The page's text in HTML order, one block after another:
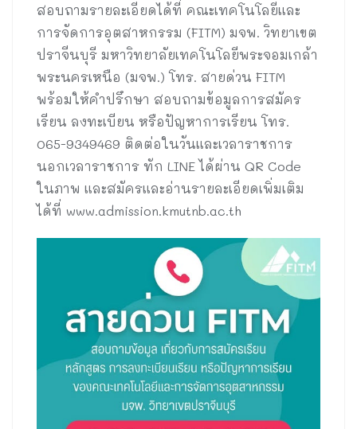
สอบถามรายละเอียดได้ที่ คณะเทคโนโลยีและ
การจัดการอุตสาหกรรม (FITM) มจพ. วิทยาเขต
ปราจีนบุรี มหาวิทยาลัยเทคโนโลยีพระจอมเกล้า
พระนครเหนือ (มจพ.) โทร. สายด่วน FITM
พร้อมให้คำปรึกษา สอบถามข้อมูลการสมัคร
เรียน ลงทะเบียน หรือปัญหาการเรียน โทร.
065-9349469 ติดต่อในวันและเวลาราชการ
นอกเวลาราชการ ทัก LINE ได้ผ่าน QR Code
ในภาพ และสมัครและอ่านรายละเอียดเพิ่มเติม
ได้ที่ www.admission.kmutnb.ac.th